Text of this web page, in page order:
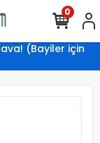
(Bayiler için
0